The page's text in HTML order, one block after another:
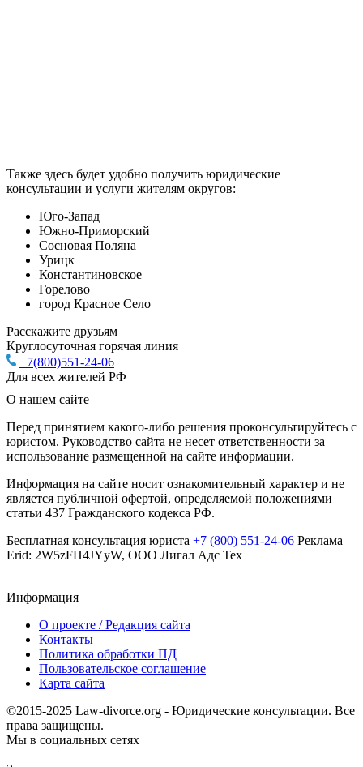
Также здесь будет удобно получить юридические
консультации и услуги жителям округов:
Юго-Запад
Южно-Приморский
Сосновая Поляна
Урицк
Константиновское
Горелово
город Красное Село
Расскажите друзьям
Круглосуточная горячая линия
+7(800)551-24-06
Для всех жителей РФ
О нашем сайте
Перед принятием какого-либо решения проконсультируйтесь с
юристом. Руководство сайта не несет ответственности за
использование размещенной на сайте информации.
Информация на сайте носит ознакомительный характер и не
является публичной офертой, определяемой положениями
статьи 437 Гражданского кодекса РФ.
Бесплатная консультация юриста +7 (800) 551-24-06 Реклама
Erid: 2W5zFH4JYyW, ООО Лигал Адс Тех
Информация
О проекте / Редакция сайта
Контакты
Политика обработки ПД
Пользовательское соглашение
Карта сайта
©2015-2025 Law-divorce.org - Юридические консультации. Все
права защищены.
Мы в социальных сетях